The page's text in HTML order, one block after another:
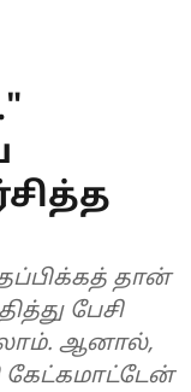
தான்
பேசி
ஆனால்,